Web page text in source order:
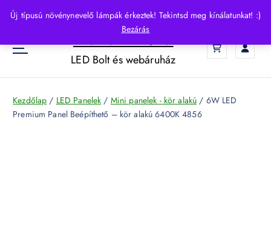
Új típusú növénynevelő lámpák érkeztek! Tekintsd meg kínálatunkat! :)
Bezárás
p
o
HelloLED.hu
LED Bolt és webáruház
Kezdőlap / LED Panelek / Mini panelek - kör alakú / 6W LED
Premium Panel Beépíthető – kör alakú 6400K 4856